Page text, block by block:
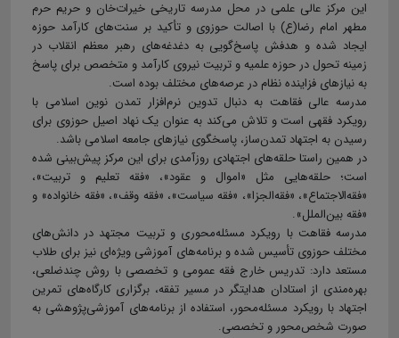
این مرکز عالی علمی در محل مدرسه تاریخی خیرات‌خان و حریم حرم
مطهر امام رضا(ع) با اصالت حوزوی و تأکید بر سنت‌های کارآمد حوزه
ایجاد شده و هدفش پاسخ‌گویی به دغدغه‌های رهبر معظم انقلاب در
زمینه تحول در حوزه علمیه و تربیت نیروی کارآمد و متخصص برای پاسخ
به نیازهای فزاینده نظام در عرصه‌های مختلف بوده است.
مدرسه عالی فقاهت به دنبال تدوین نرم‌افزار تمدن نوین اسلامی با
رویکرد فقهی است و تلاش می‌کند به عنوان یک نهاد اصیل حوزوی برای
رسیدن به اجتهاد تمدن‌ساز، پاسخگوی نیازهای جامعه اسلامی باشد.
در همین راستا حلقه‌های اجتهادی روزآمدی برای این مرکز پیش‌بینی شده
است؛ حلقه‌هایی مثل «اموال و عقود»، «فقه تعلیم و تربیت»،
«فقه‌الاجتماع»، «فقه‌الجزا»، «فقه سیاست»، «فقه وقف»، «فقه خانواده» و
«فقه بین‌الملل».
مدرسه فقاهت با رویکرد مسئله‌محوری و تربیت مجتهد در دانش‌های
مختلف حوزوی تأسیس شده و برنامه‌های آموزشی ویژه‌ای نیز برای طلاب
مستعد دارد: تدریس خارج فقه عمومی و تخصصی با روش چندضلعی،
بهره‌مندی از استادان هدایتگر در مسیر تفقه، برگزاری کارگاه‎‌های تمرین
اجتهاد با رویکرد مسئله‌محور، استفاده از برنامه‌های آموزشی‌پژوهشی به
صورت شخص‌محور و تخصصی.